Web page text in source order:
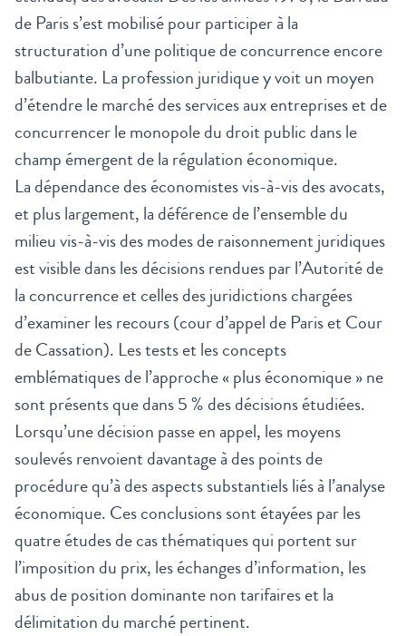
de Paris s’est mobilisé pour participer à la
structuration d’une politique de concurrence encore
balbutiante. La profession juridique y voit un moyen
d’étendre le marché des services aux entreprises et de
concurrencer le monopole du droit public dans le
champ émergent de la régulation économique.
La dépendance des économistes vis-à-vis des avocats,
et plus largement, la déférence de l’ensemble du
milieu vis-à-vis des modes de raisonnement juridiques
est visible dans les décisions rendues par l’Autorité de
la concurrence et celles des juridictions chargées
d’examiner les recours (cour d’appel de Paris et Cour
de Cassation). Les tests et les concepts
emblématiques de l’approche « plus économique » ne
sont présents que dans 5 % des décisions étudiées.
Lorsqu’une décision passe en appel, les moyens
soulevés renvoient davantage à des points de
procédure qu’à des aspects substantiels liés à l’analyse
économique. Ces conclusions sont étayées par les
quatre études de cas thématiques qui portent sur
l’imposition du prix, les échanges d’information, les
abus de position dominante non tarifaires et la
délimitation du marché pertinent.